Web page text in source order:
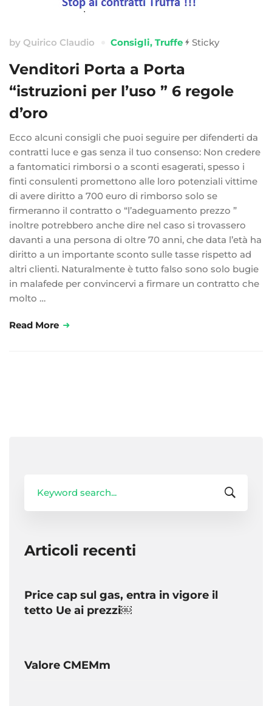
by Quirico Claudio Consigli, Truffe Sticky
Venditori Porta a Porta
“istruzioni per l’uso ” 6 regole
d’oro
Ecco alcuni consigli che puoi seguire per difenderti da
contratti luce e gas senza il tuo consenso: Non credere
a fantomatici rimborsi o a sconti esagerati, spesso i
finti consulenti promettono alle loro potenziali vittime
di avere diritto a 700 euro di rimborso solo se
firmeranno il contratto o “l’adeguamento prezzo ”
inoltre potrebbero anche dire nel caso si trovassero
davanti a una persona di oltre 70 anni, che data l’età ha
diritto a un importante sconto sulle tasse rispetto ad
altri clienti. Naturalmente è tutto falso sono solo bugie
in malafede per convincervi a firmare un contratto che
molto …
Read More
for:
Articoli recenti
Price cap sul gas, entra in vigore il
tetto Ue ai prezzi￼
Valore CMEMm